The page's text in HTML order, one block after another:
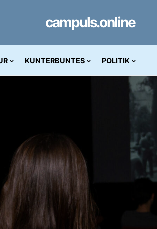
campuls.online
KUNTERBUNTES POLITIK